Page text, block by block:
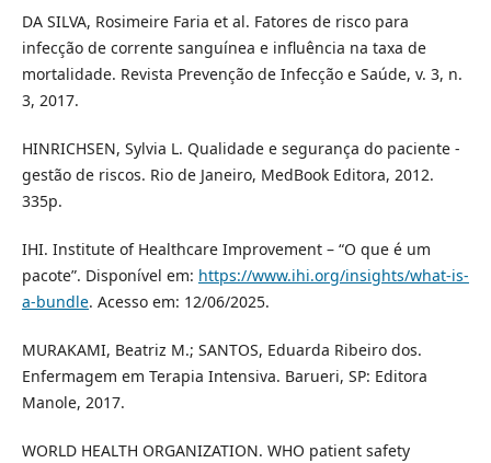
DA SILVA, Rosimeire Faria et al. Fatores de risco para
infecção de corrente sanguínea e influência na taxa de
mortalidade. Revista Prevenção de Infecção e Saúde, v. 3, n.
3, 2017.
HINRICHSEN, Sylvia L. Qualidade e segurança do paciente -
gestão de riscos. Rio de Janeiro, MedBook Editora, 2012.
335p.
IHI. Institute of Healthcare Improvement – “O que é um
pacote”. Disponível em: https://www.ihi.org/insights/what-is-
a-bundle. Acesso em: 12/06/2025.
MURAKAMI, Beatriz M.; SANTOS, Eduarda Ribeiro dos.
Enfermagem em Terapia Intensiva. Barueri, SP: Editora
Manole, 2017.
WORLD HEALTH ORGANIZATION. WHO patient safety